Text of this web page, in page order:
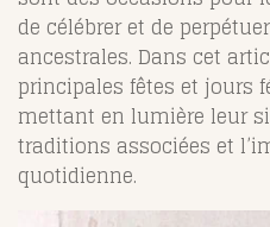
de célébrer et de
ancestrales. Dans cet
principales fêtes et jours
mettant en lumière leur
traditions associées et
quotidienne.